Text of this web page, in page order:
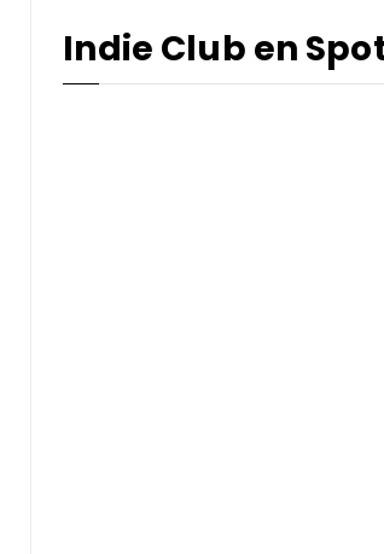
Indie Club en